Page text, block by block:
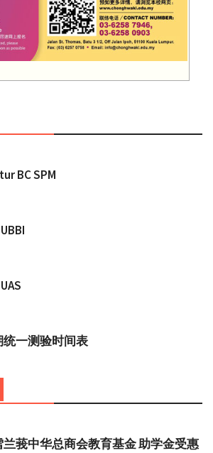
BC SPM
一测验时间表
莪中华总商会教育基金 助学金受惠